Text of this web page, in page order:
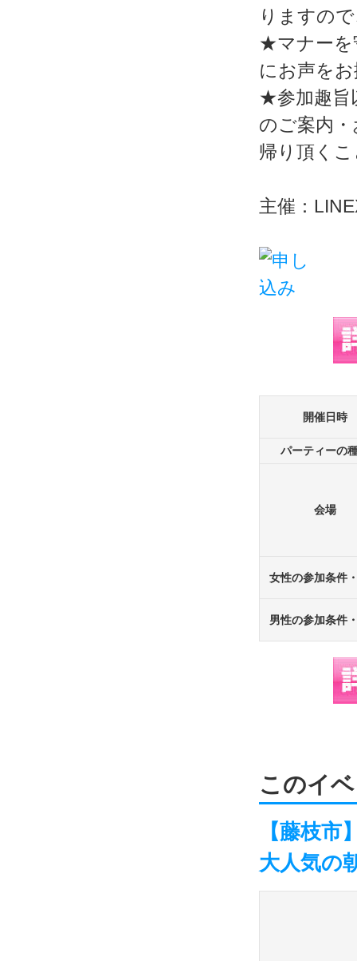
りますの
★マナーを
にお声を
★参加趣旨
のご案内
帰り頂く
主催：
開催日時
パーティーの
会場
女性の参加条件
男性の参加条件
このイ
【藤枝
大人気の